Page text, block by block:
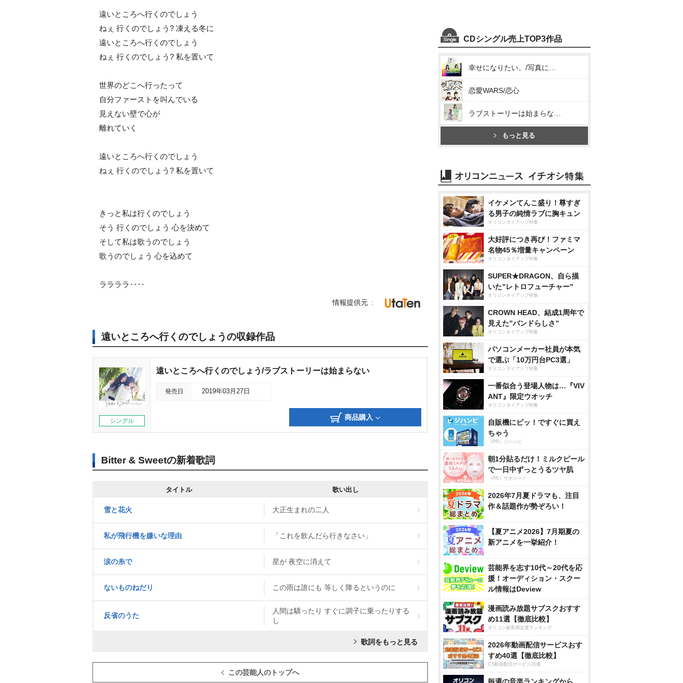
遠いところへ行くのでしょう
ねぇ 行くのでしょう? 凍える冬に
遠いところへ行くのでしょう
ねぇ 行くのでしょう? 私を置いて
世界のどこへ行ったって
自分ファーストを叫んでいる
見えない壁で心が
離れていく
遠いところへ行くのでしょう
ねぇ 行くのでしょう? 私を置いて
きっと私は行くのでしょう
そう 行くのでしょう 心を決めて
そして私は歌うのでしょう
歌うのでしょう 心を込めて
ララララ‥‥
情報提供元
遠いところへ行くのでしょうの収録作品
シングル
遠いところへ行くのでしょう/ラブストーリーは始まらない
発売日 2019年03月27日
商品購入
Bitter & Sweetの新着歌詞
タイトル 歌い出し
雪と花火 大正生まれの二人
私が飛行機を嫌いな理由 「これを飲んだら行きなさい」
涙の糸で 星が 夜空に消えて
ないものねだり この雨は誰にも 等しく降るというのに
反省のうた
人間は驕ったり すぐに調子に乗ったりする
し
歌詞をもっと見る
この芸能人のトップへ
CDシングル売上TOP3作品
恋愛WARS/恋心
もっと見る
イケメンてんこ盛り！尊すぎ
る男子の純情ラブに胸キュン
オリコンタイアップ特集
大好評につき再び！ファミマ
名物45％増量キャンペーン
オリコンタイアップ特集
SUPER★DRAGON、自ら描
いた”レトロフューチャー”
オリコンタイアップ特集
CROWN HEAD、結成1周年で
見えた”バンドらしさ”
オリコンタイアップ特集
パソコンメーカー社員が本気
で選ぶ「10万円台PC3選」
オリコンタイアップ特集
一番似合う登場人物は…『VIV
ANT』限定ウオッチ
オリコンタイアップ特集
自販機にピッ！ですぐに買え
ちゃう
（PR）ジハンピ
朝1分貼るだけ！ミルクピール
で一日中ずっとうるツヤ肌
（PR）サボリーノ
2026年7月夏ドラマも、注目
作＆話題作が勢ぞろい！
【夏アニメ2026】7月期夏の
新アニメを一挙紹介！
芸能界を志す10代～20代を応
援！オーディション・スクー
ル情報はDeview
漫画読み放題サブスクおすす
め11選【徹底比較】
オリコン顧客満足度ランキング
2026年動画配信サービスおす
すめ40選【徹底比較】
CS動画配信サービス20選